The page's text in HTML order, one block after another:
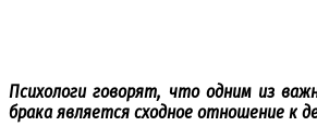
Психологи говорят, что одним из
брака является сходное отношение к